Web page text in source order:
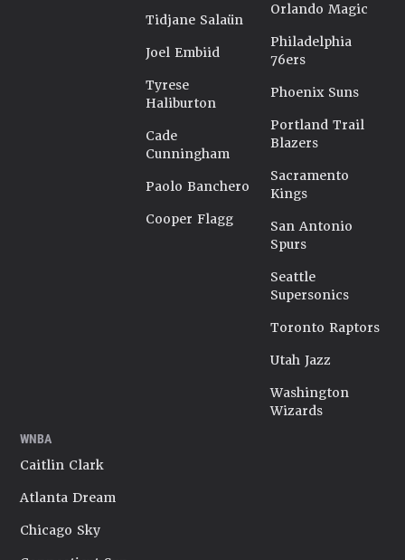
Tidjane Salaün
Joel Embiid
Tyrese
Haliburton
Cade
Cunningham
Paolo Banchero
Cooper Flagg
Orlando Magic
Philadelphia
76ers
Phoenix Suns
Portland Trail
Blazers
Sacramento
Kings
San Antonio
Spurs
Seattle
Supersonics
Toronto Raptors
Utah Jazz
Washington
Wizards
WNBA
Caitlin Clark
Atlanta Dream
Chicago Sky